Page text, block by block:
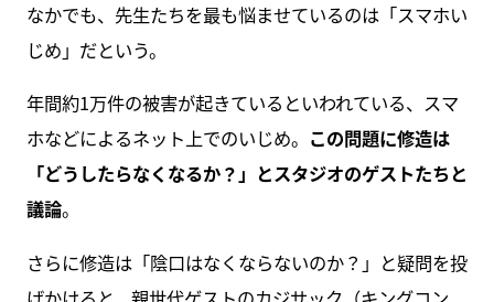
なかでも、先生たちを最も悩ませているのは「スマホい
じめ」だという。
年間約1万件の被害が起きているといわれている、スマ
ホなどによるネット上でのいじめ。 この問題に修造は
「どうしたらなくなるか？」とスタジオのゲストたちと
議論。
さらに修造は「陰口はなくならないのか？」と疑問を投